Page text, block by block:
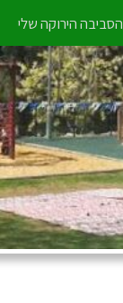
הסביבה הירוקה שלי